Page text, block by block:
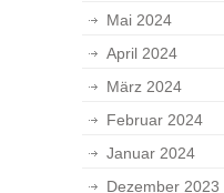
Mai 2024
April 2024
März 2024
Februar 2024
Januar 2024
Dezember 2023